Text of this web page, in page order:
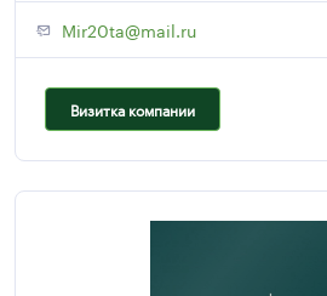
Mir20ta@mail.ru
Визитка компании